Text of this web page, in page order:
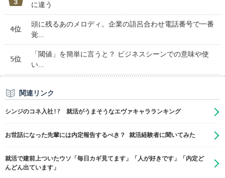
に違う
4位
頭に残るあのメロディ。企業の語呂合わせ電話番号で一番
覚...
5位
「閾値」を簡単に言うと？ ビジネスシーンでの意味や使
い...
関連リンク
シンジのコネ入社!? 就活がうまそうなエヴァキャラランキング
お世話になった先輩には内定報告するべき？ 就活経験者に聞いてみた
就活で建前上ついたウソ「毎日カギ見てます」「人が好きです」「内定ど
んどん出ています」